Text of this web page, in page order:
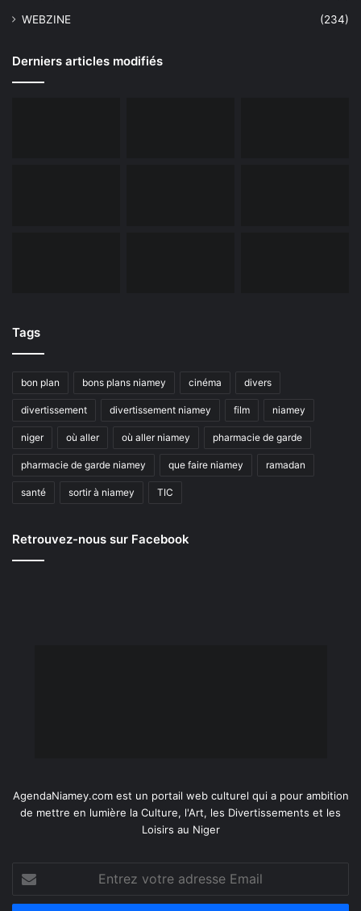
WEBZINE
(234)
Derniers articles modifiés
Tags
bon plan bons plans niamey cinéma divers
divertissement divertissement niamey film niamey
niger où aller où aller niamey pharmacie de garde
pharmacie de garde niamey que faire niamey ramadan
santé sortir à niamey TIC
Retrouvez-nous sur Facebook
AgendaNiamey.com est un portail web culturel qui a pour ambition
de mettre en lumière la Culture, l'Art, les Divertissements et les
Loisirs au Niger
Entrez
votre
adresse